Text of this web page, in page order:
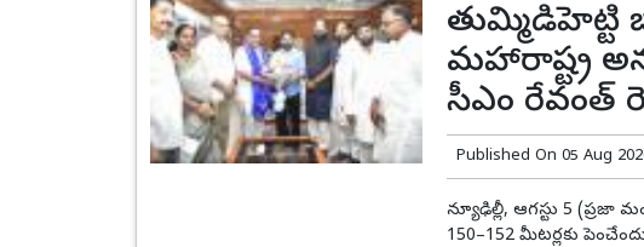
తుమ్మిడిహెట్టి
మహారాష్ట్ర
సీఎం రేవంత్
Published On 05 Aug
న్యూఢిల్లీ, ఆగస్టు 5 (ప్రజా
150–152 మీటర్లకు